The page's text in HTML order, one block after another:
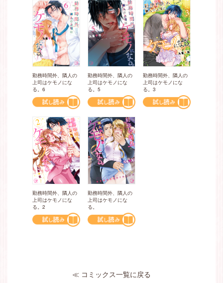
勤務時間外、隣人の
上司はケモノにな
る。6
勤務時間外、隣人の
上司はケモノにな
る。5
勤務時間外、隣人の
上司はケモノにな
る。3
勤務時間外、隣人の
上司はケモノにな
る。2
勤務時間外、隣人の
上司はケモノにな
る。
≪ コミックス一覧に戻る